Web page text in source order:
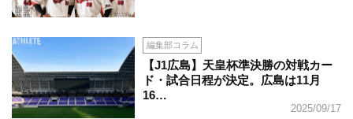
編集部コラム
【J1広島】天皇杯準決勝の対戦カー
ド・試合日程が決定。広島は11月
16…
2025/09/17